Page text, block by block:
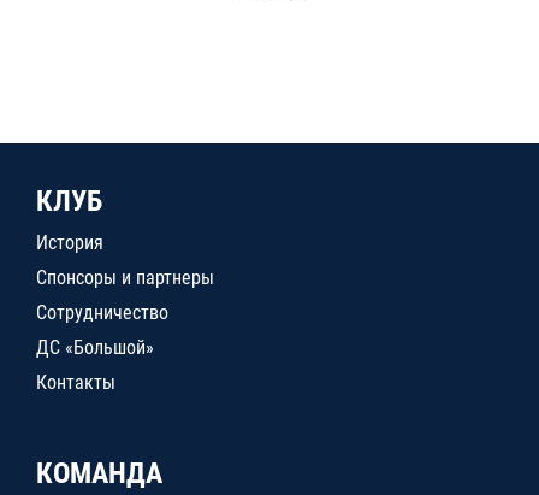
КЛУБ
История
Спонсоры и партнеры
Сотрудничество
ДС «Большой»
Контакты
КОМАНДА